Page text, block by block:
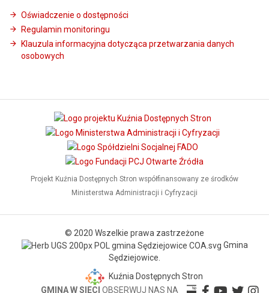
Oświadczenie o dostępności
Regulamin monitoringu
Klauzula informacyjna dotycząca przetwarzania danych
osobowych
Projekt Kuźnia Dostępnych Stron współfinansowany ze środków
Ministerstwa Administracji i Cyfryzacji
© 2020 Wszelkie prawa zastrzeżone
Gmina
Sędziejowice.
Kuźnia Dostępnych Stron
GMINA W SIECI OBSERWUJ NAS NA